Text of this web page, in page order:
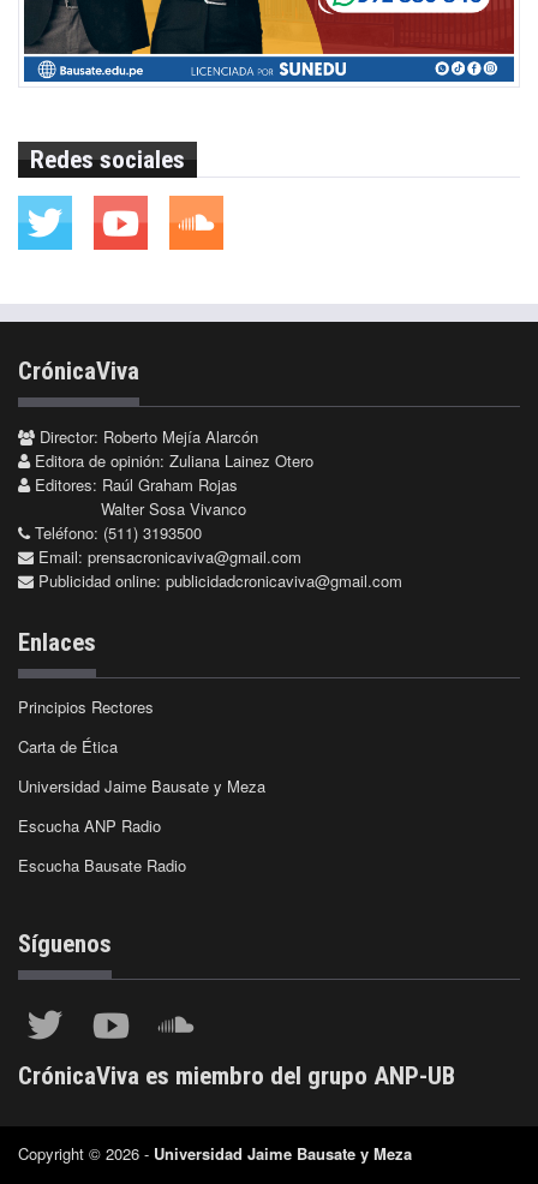
Redes sociales
CrónicaViva
Director: Roberto Mejía Alarcón
Editora de opinión: Zuliana Lainez Otero
Editores: Raúl Graham Rojas
Walter Sosa Vivanco
Teléfono: (511) 3193500
Email: prensacronicaviva@gmail.com
Publicidad online: publicidadcronicaviva@gmail.com
Enlaces
Principios Rectores
Carta de Ética
Universidad Jaime Bausate y Meza
Escucha ANP Radio
Escucha Bausate Radio
Síguenos
CrónicaViva es miembro del grupo ANP-UB
Copyright © 2026 - Universidad Jaime Bausate y Meza